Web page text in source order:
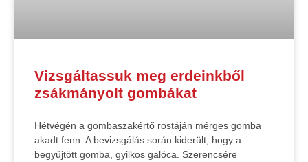
Vizsgáltassuk meg erdeinkből
zsákmányolt gombákat
Hétvégén a gombaszakértő rostáján mérges gomba
akadt fenn. A bevizsgálás során kiderült, hogy a
begyűjtött gomba, gyilkos galóca. Szerencsére